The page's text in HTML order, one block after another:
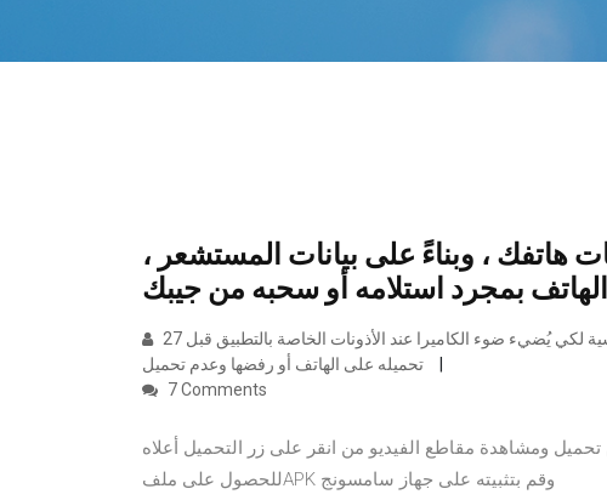
، وبناءً على بيانات المستشعر ،
27 تموز (يوليو) 2016 3-برمجة الزر المتواجد في الواجهة الرئيسية لكي يُضيء ضوء الكاميرا عند الأذونات الخاصة بالتطبيق قبل
7 Comments
ومشاهدة مقاطع الفيديو من انقر على زر التحميل أعلاه